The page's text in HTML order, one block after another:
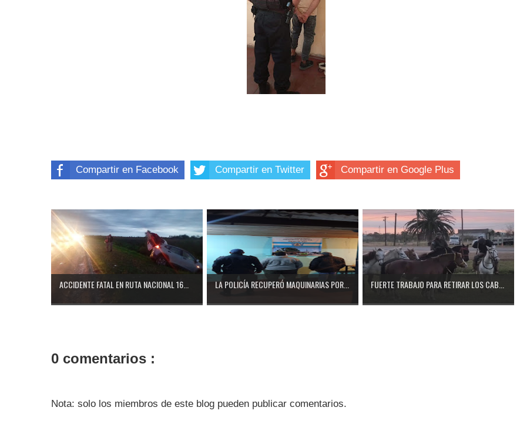
Compartir en Facebook Compartir en Twitter Compartir en Google Plus
ACCIDENTE FATAL EN RUTA NACIONAL 16... LA POLICÍA RECUPERÓ MAQUINARIAS POR... FUERTE TRABAJO PARA RETIRAR LOS CAB...
0 comentarios :
Nota: solo los miembros de este blog pueden publicar comentarios.